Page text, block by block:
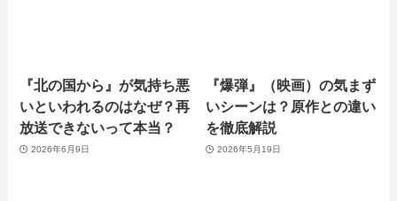
『北の国から』が気持ち悪
いといわれるのはなぜ？再
放送できないって本当？
2026年6月9日
『爆弾』（映画）の気まず
いシーンは？原作との違い
を徹底解説
2026年5月19日